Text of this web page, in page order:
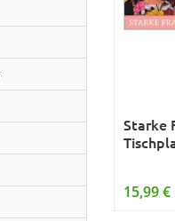
Starke
15,99 €